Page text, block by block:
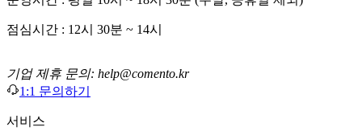
점심시간 : 12시 30분 ~ 14시
기업 제휴 문의: help@comento.kr
1:1 문의하기
서비스